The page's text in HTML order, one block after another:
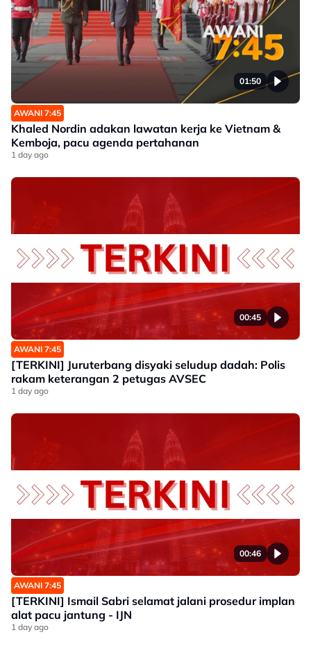
01:50
AWANI 7:45
Khaled Nordin adakan lawatan kerja ke Vietnam &
Kemboja, pacu agenda pertahanan
1 day ago
00:45
AWANI 7:45
[TERKINI] Juruterbang disyaki seludup dadah: Polis
rakam keterangan 2 petugas AVSEC
1 day ago
00:46
AWANI 7:45
[TERKINI] Ismail Sabri selamat jalani prosedur implan
alat pacu jantung - IJN
1 day ago